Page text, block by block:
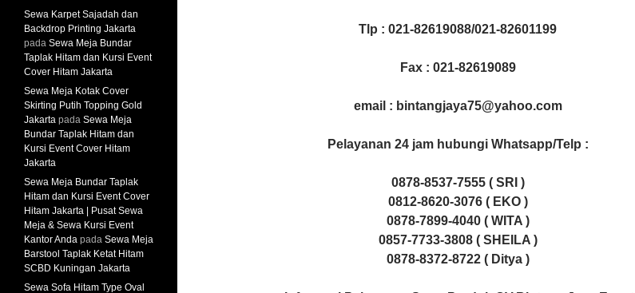
Tlp : 021-82619088/021-82601199
Fax : 021-82619089
email : bintangjaya75@yahoo.com
Pelayanan 24 jam hubungi Whatsapp/Telp :
0878-8537-7555 ( SRI )
0812-8620-3076 ( EKO )
0878-7899-4040 ( WITA )
0857-7733-3808 ( SHEILA )
0878-8372-8722 ( Ditya )
Sewa Karpet Sajadah dan
Backdrop Printing Jakarta
pada Sewa Meja Bundar
Taplak Hitam dan Kursi Event
Cover Hitam Jakarta
Sewa Meja Kotak Cover
Skirting Putih Topping Gold
Jakarta pada Sewa Meja
Bundar Taplak Hitam dan
Kursi Event Cover Hitam
Jakarta
Sewa Meja Bundar Taplak
Hitam dan Kursi Event Cover
Hitam Jakarta | Pusat Sewa
Meja & Sewa Kursi Event
Kantor Anda pada Sewa Meja
Barstool Taplak Ketat Hitam
SCBD Kuningan Jakarta
Sewa Sofa Hitam Type Oval